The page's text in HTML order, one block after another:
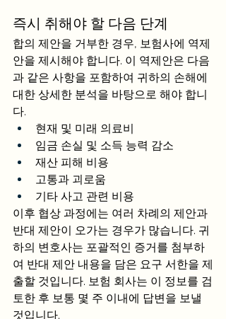
즉시 취해야 할 다음 단계
합의 제안을 거부한 경우, 보험사에 역제
안을 제시해야 합니다. 이 역제안은 다음
과 같은 사항을 포함하여 귀하의 손해에
대한 상세한 분석을 바탕으로 해야 합니
다.
현재 및 미래 의료비
임금 손실 및 소득 능력 감소
재산 피해 비용
고통과 괴로움
기타 사고 관련 비용
이후 협상 과정에는 여러 차례의 제안과
반대 제안이 오가는 경우가 많습니다. 귀
하의 변호사는 포괄적인 증거를 첨부하
여 반대 제안 내용을 담은 요구 서한을 제
출할 것입니다. 보험 회사는 이 정보를 검
토한 후 보통 몇 주 이내에 답변을 보낼
것입니다.